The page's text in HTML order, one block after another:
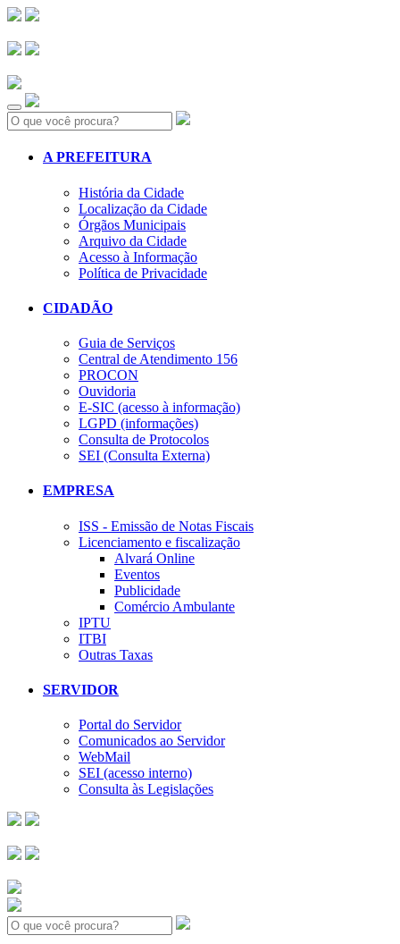
Search:
A PREFEITURA
História da Cidade
Localização da Cidade
Órgãos Municipais
Arquivo da Cidade
Acesso à Informação
Política de Privacidade
CIDADÃO
Guia de Serviços
Central de Atendimento 156
PROCON
Ouvidoria
E-SIC (acesso à informação)
LGPD (informações)
Consulta de Protocolos
SEI (Consulta Externa)
EMPRESA
ISS - Emissão de Notas Fiscais
Licenciamento e fiscalização
Alvará Online
Eventos
Publicidade
Comércio Ambulante
IPTU
ITBI
Outras Taxas
SERVIDOR
Portal do Servidor
Comunicados ao Servidor
WebMail
SEI (acesso interno)
Consulta às Legislações
Search: